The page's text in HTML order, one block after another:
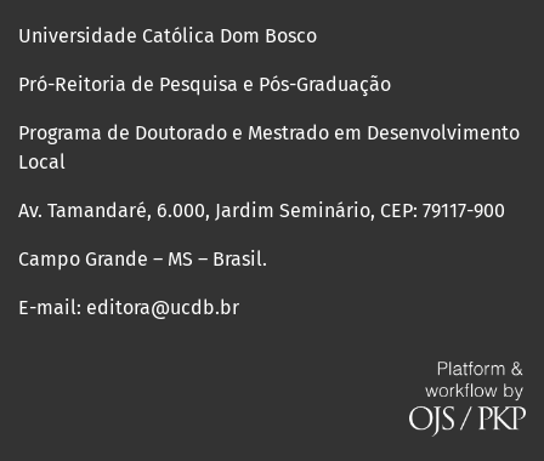
Universidade Católica Dom Bosco
Pró-Reitoria de Pesquisa e Pós-Graduação
Programa de Doutorado e Mestrado em Desenvolvimento
Local
Av. Tamandaré, 6.000, Jardim Seminário, CEP: 79117-900
Campo Grande – MS – Brasil.
E-mail: editora@ucdb.br